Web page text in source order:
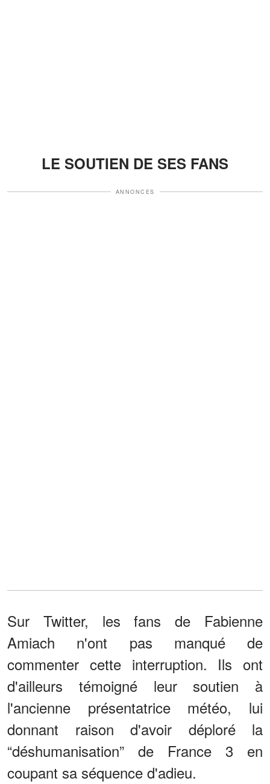
LE SOUTIEN DE SES FANS
ANNONCES
Sur Twitter, les fans de Fabienne
Amiach n'ont pas manqué de
commenter cette interruption. Ils ont
d'ailleurs témoigné leur soutien à
l'ancienne présentatrice météo, lui
donnant raison d'avoir déploré la
“déshumanisation” de France 3 en
coupant sa séquence d'adieu.